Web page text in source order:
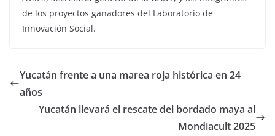
de los proyectos ganadores del Laboratorio de
Innovación Social.
Yucatán frente a una marea roja histórica en 24
años
Yucatán llevará el rescate del bordado maya al
Mondiacult 2025